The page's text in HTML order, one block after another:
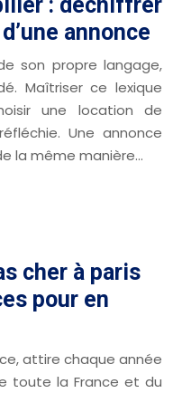
annonce
son propre langage,
Maîtriser ce lexique
une location de
Une annonce
la même manière…
cher à paris
pour en
attire chaque année
toute la France et du